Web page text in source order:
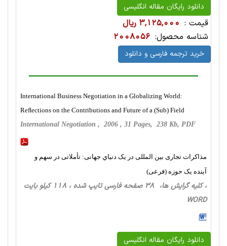
دانلود رایگان مقاله انگلیسی
قیمت : 3,125,000 ریال
شناسه محصول: 2008056
خرید ترجمه فارسی و دانلود
International Business Negotiation in a Globalizing World:
Reﬂections on the Contributions and Future of a (Sub) Field
International Negotiation , 2006 , 31 Pages, 238 Kb, PDF
مذاکرات تجاری بین المللی در یک دنياي جهانی: تأملاتی در سهم و
آینده یک حوزه (فرعی)
، کلیه گرایش ها، 38 صفحه فارسی تایپ شده ، 118 کیلو بایت
WORD
دانلود رایگان مقاله انگلیسی